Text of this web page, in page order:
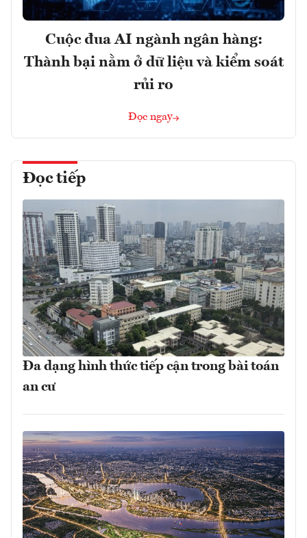
Cuộc đua AI ngành ngân hàng:
Thành bại nằm ở dữ liệu và kiểm soát
rủi ro
Đọc ngay
Đọc tiếp
Đa dạng hình thức tiếp cận trong bài toán
an cư